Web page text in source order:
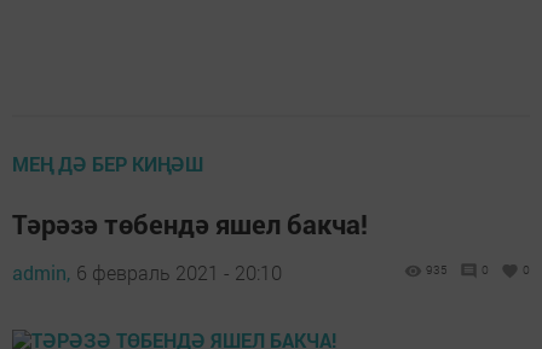
МЕҢ ДӘ БЕР КИҢӘШ
Тәрәзә төбендә яшел бакча!
admin, 6 февраль 2021 - 20:10 935 0 0